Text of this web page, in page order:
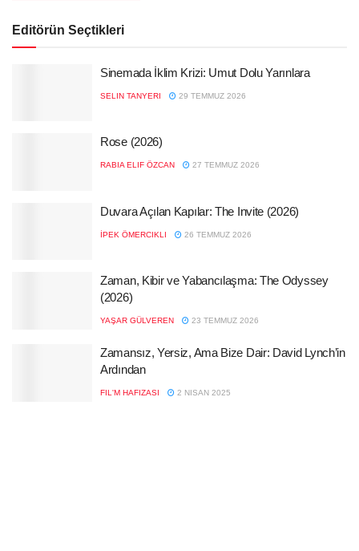
Editörün Seçtikleri
Sinemada İklim Krizi: Umut Dolu Yarınlara
SELIN TANYERI 29 TEMMUZ 2026
Rose (2026)
RABIA ELIF ÖZCAN 27 TEMMUZ 2026
Duvara Açılan Kapılar: The Invite (2026)
İPEK ÖMERCIKLI 26 TEMMUZ 2026
Zaman, Kibir ve Yabancılaşma: The Odyssey
(2026)
YAŞAR GÜLVEREN 23 TEMMUZ 2026
Zamansız, Yersiz, Ama Bize Dair: David Lynch’in
Ardından
FIL'M HAFIZASI 2 NISAN 2025